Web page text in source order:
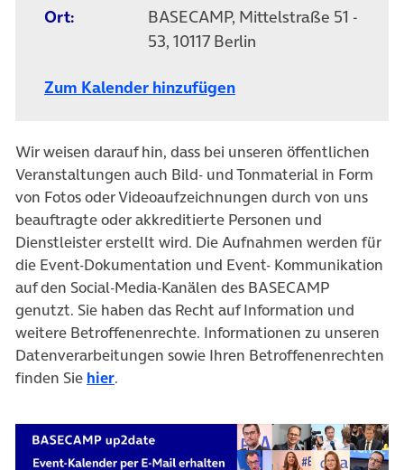
Ort:
BASECAMP, Mittelstraße 51 -
53, 10117 Berlin
Zum Kalender hinzufügen
Wir weisen darauf hin, dass bei unseren öffentlichen
Veranstaltungen auch Bild- und Tonmaterial in Form
von Fotos oder Videoaufzeichnungen durch von uns
beauftragte oder akkreditierte Personen und
Dienstleister erstellt wird. Die Aufnahmen werden für
die Event-Dokumentation und Event- Kommunikation
auf den Social-Media-Kanälen des BASECAMP
genutzt. Sie haben das Recht auf Information und
weitere Betroffenenrechte. Informationen zu unseren
Datenverarbeitungen sowie Ihren Betroffenenrechten
finden Sie hier.